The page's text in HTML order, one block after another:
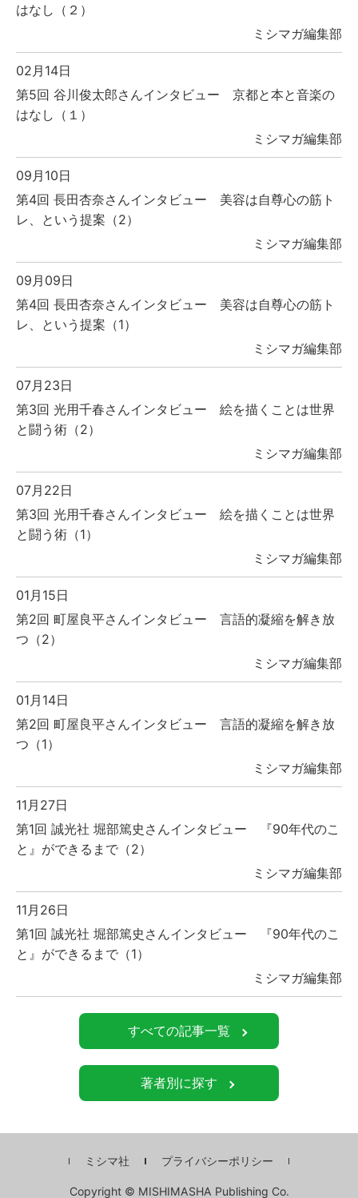
はなし（２）
ミシマガ編集部
02月14日
第5回 谷川俊太郎さんインタビュー 京都と本と音楽の
はなし（１）
ミシマガ編集部
09月10日
第4回 長田杏奈さんインタビュー 美容は自尊心の筋ト
レ、という提案（2）
ミシマガ編集部
09月09日
第4回 長田杏奈さんインタビュー 美容は自尊心の筋ト
レ、という提案（1）
ミシマガ編集部
07月23日
第3回 光用千春さんインタビュー 絵を描くことは世界
と闘う術（2）
ミシマガ編集部
07月22日
第3回 光用千春さんインタビュー 絵を描くことは世界
と闘う術（1）
ミシマガ編集部
01月15日
第2回 町屋良平さんインタビュー 言語的凝縮を解き放
つ（2）
ミシマガ編集部
01月14日
第2回 町屋良平さんインタビュー 言語的凝縮を解き放
つ（1）
ミシマガ編集部
11月27日
第1回 誠光社 堀部篤史さんインタビュー 『90年代のこ
と』ができるまで（2）
ミシマガ編集部
11月26日
第1回 誠光社 堀部篤史さんインタビュー 『90年代のこ
と』ができるまで（1）
ミシマガ編集部
すべての記事一覧
著者別に探す
ミシマ社 プライバシーポリシー
Copyright © MISHIMASHA Publishing Co.